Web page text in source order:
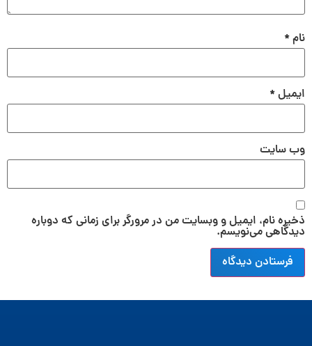
نام*
ایمیل*
وب‌ سایت
ذخیره نام، ایمیل و وبسایت من در مرورگر برای زمانی که دوباره
دیدگاهی می‌نویسم.